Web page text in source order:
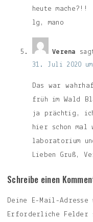
heute mache?!!
lg, mano
Verena
31. Juli 2020
Das war
früh im Wald
ja prächtig,
hier schon mal
laboratorium
Lieben Gruß,
Schreibe einen
Deine E-Mail-
Erforderliche Felder